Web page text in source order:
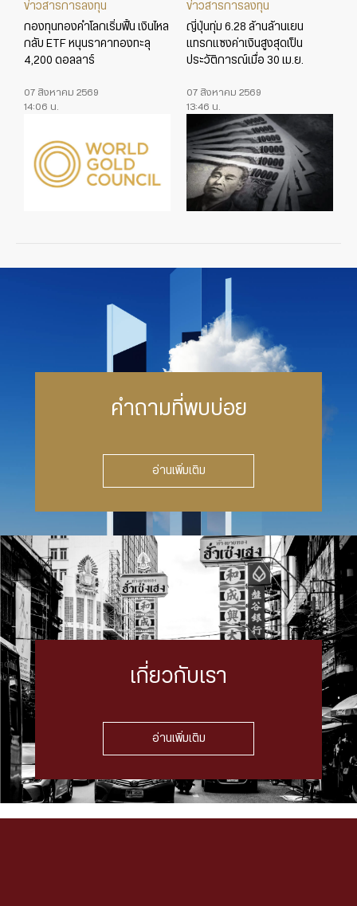
ข่าวสารการลงทุน
กองทุนทองคำโลกเริ่มฟื้น เงินไหล
กลับ ETF หนุนราคาทองทะลุ
4,200 ดอลลาร์
07 สิงหาคม 2569
14:06 น.
ข่าวสารการลงทุน
ญี่ปุ่นทุ่ม 6.28 ล้านล้านเยน
แทรกแซงค่าเงินสูงสุดเป็น
ประวัติการณ์เมื่อ 30 เม.ย.
07 สิงหาคม 2569
13:46 น.
คำถามที่พบบ่อย
อ่านเพิ่มเติม
เกี่ยวกับเรา
อ่านเพิ่มเติม